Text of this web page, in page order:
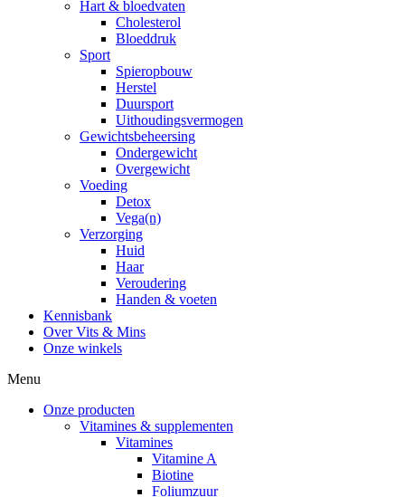
Hart & bloedvaten
Cholesterol
Bloeddruk
Sport
Spieropbouw
Herstel
Duursport
Uithoudingsvermogen
Gewichtsbeheersing
Ondergewicht
Overgewicht
Voeding
Detox
Vega(n)
Verzorging
Huid
Haar
Veroudering
Handen & voeten
Kennisbank
Over Vits & Mins
Onze winkels
Menu
Onze producten
Vitamines & supplementen
Vitamines
Vitamine A
Biotine
Foliumzuur